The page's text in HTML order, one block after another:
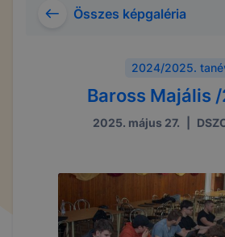
Összes képgaléria
2024/2025.
Baross Majális
2025. május 27.